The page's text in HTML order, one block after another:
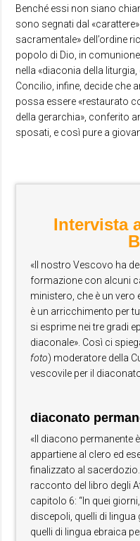
Benché essi non siano
sono segnati dal
sacramentale» dell’ordine
popolo di Dio, in
nella «diaconia della liturgia,
Concilio, infine, decide che
possa essere «restaurato
della gerarchia», conferito
sposati, e così pure a
Intervista
«Il nostro Vescovo ha
formazione con alcuni
ministero, che è un vero
è un arricchimento per
si esprime nei tre gradi
diaconale». Così ci
foto) moderatore della
vescovile per il
diaconato
«Il diacono permanente
appartiene al clero ed
finalizzato al
racconto del libro degli
capitolo 6: “In quei
discepoli, quelli di
quelli di lingua ebraica